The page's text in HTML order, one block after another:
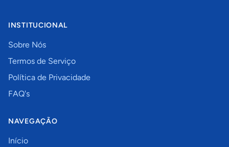
INSTITUCIONAL
Sobre Nós
Termos de Serviço
Política de Privacidade
FAQ's
NAVEGAÇÃO
Início